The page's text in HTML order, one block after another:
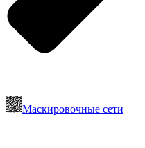
Маскировочные сети